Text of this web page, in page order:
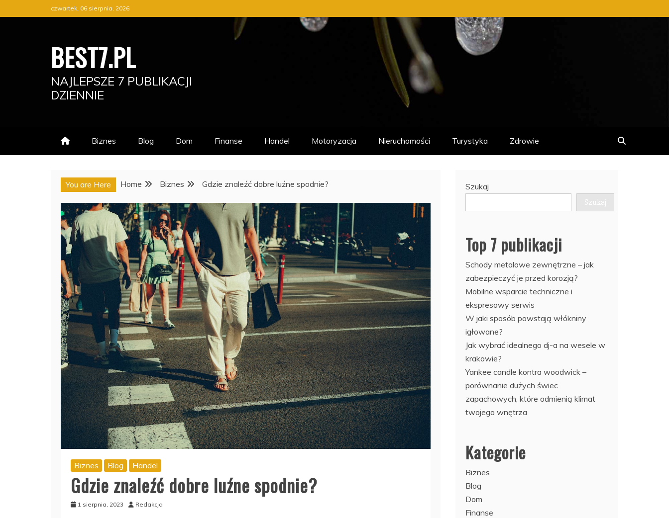
to
czwartek, 06 sierpnia, 2026
BEST7.PL
NAJLEPSZE 7 PUBLIKACJI
DZIENNIE
Biznes Blog Dom Finanse Handel Motoryzacja Nieruchomości Turystyka Zdrowie
You are Here Home Biznes Gdzie znaleźć dobre luźne spodnie?
Biznes Blog Handel
Gdzie znaleźć dobre luźne spodnie?
1 sierpnia, 2023 Redakcja
Szukaj
Szukaj
Top 7 publikacji
Schody metalowe zewnętrzne – jak
zabezpieczyć je przed korozją?
Mobilne wsparcie techniczne i
ekspresowy serwis
W jaki sposób powstają włókniny
igłowane?
Jak wybrać idealnego dj-a na wesele w
krakowie?
Yankee candle kontra woodwick –
porównanie dużych świec
zapachowych, które odmienią klimat
twojego wnętrza
Kategorie
Biznes
Blog
Dom
Finanse